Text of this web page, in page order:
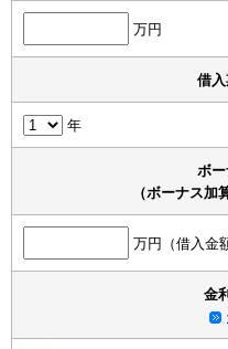
万円
借入
年
ボ
（ボーナス加
万円（借入金
金